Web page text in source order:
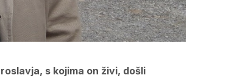
s kojima on živi, došli